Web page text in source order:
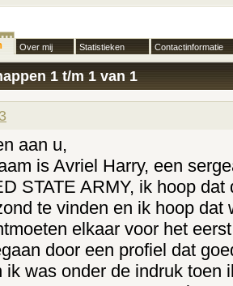
Over mij Statistieken Contactinformatie
1 t/m 1 van 1
aan u,
is Avriel Harry, een
STATE ARMY, ik hoop
te vinden en ik hoop dat
elkaar voor het
door een profiel dat
ik was onder de indruk toen